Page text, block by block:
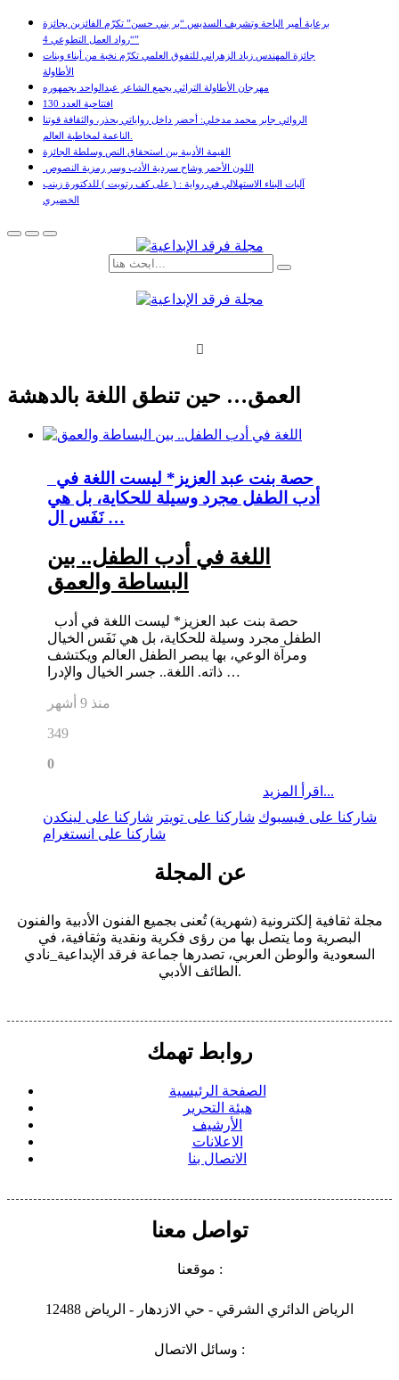
برعاية أمير الباحة وتشريف السديس “بر بني حسن” تكرّم الفائزين بجائزة
“رواد العمل التطوعي 4”
جائزة المهندس زياد الزهراني للتفوق العلمي تكرّم نخبة من أبناء وبنات
الأطاولة
مهرجان الأطاولة التراثي يجمع الشاعر عبدالواحد بجمهوره
افتتاحية العدد 130
الروائي جابر محمد مدخلي: أحضر داخل رواياتي بحذر، والثقافة قوتنا
القيمة الأدبية بين استحقاق النص وسلطة الجائزة
​ اللون الأحمر وشاح سردية الأدب وسر رمزية النصوص
آليات البناء الاستهلالي في رواية : ( على كف رتويت ) للدكتورة زينب
الخضيري
العمق… حين تنطق اللغة بالدهشة
أدب الطفل مجرد وسيلة للحكاية، بل هي
نَفَس ال …
اللغة في أدب الطفل.. بين
البساطة والعمق
الطفل مجرد وسيلة للحكاية، بل هي نَفَس الخيال
ومرآة الوعي، بها يبصر الطفل العالم ويكتشف
ذاته. اللغة.. جسر الخيال والإدرا …
منذ 9 أشهر
349
0
اقرأ المزيد...
شاركنا على فيسبوك شاركنا على تويتر شاركنا على لينكدن
شاركنا على انستغرام
عن المجلة
مجلة ثقافية إلكترونية (شهرية) تُعنى بجميع الفنون الأدبية والفنون
البصرية وما يتصل بها من رؤى فكرية ونقدية وثقافية، في
السعودية والوطن العربي، تصدرها جماعة فرقد الإبداعية_نادي
الطائف الأدبي.
روابط تهمك
الصفحة الرئيسية
هيئة التحرير
الأرشيف
الاعلانات
الاتصال بنا
تواصل معنا
موقعنا :
الرياض الدائري الشرقي - حي الازدهار - الرياض 12488
وسائل الاتصال :